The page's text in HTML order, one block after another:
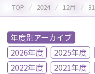
TOP 2024 12月 31
年度別アーカイブ
2026年度
2025年度
2022年度
2021年度